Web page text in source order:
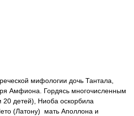
мифологии дочь Тантала,
Амфиона. Гордясь многочисленным
20 детей), Ниоба оскорбила
(Латону) мать Аполлона и